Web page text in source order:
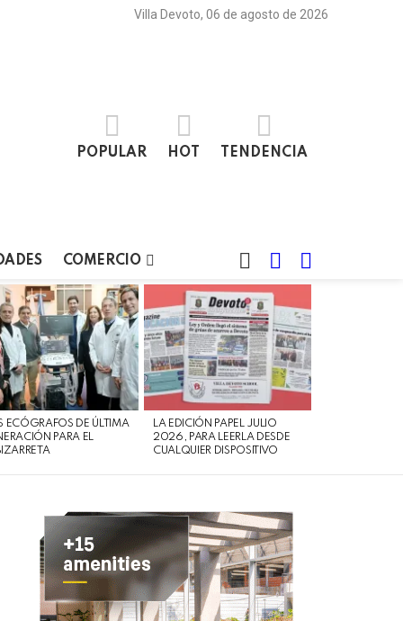
Villa Devoto, 06 de agosto de 2026
POPULAR HOT TENDENCIA
COMERCIO
SWITCH
SKIN
BUSCAR
ECÓGRAFOS DE ÚLTIMA
PARA EL
LA EDICIÓN PAPEL JULIO
2026, PARA LEERLA DESDE
CUALQUIER DISPOSITIVO